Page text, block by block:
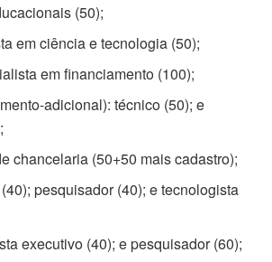
(50);
em ciência e tecnologia (50);
em financiamento (100);
adicional): técnico (50); e
chancelaria (50+50 mais cadastro);
pesquisador (40); e tecnologista
executivo (40); e pesquisador (60);